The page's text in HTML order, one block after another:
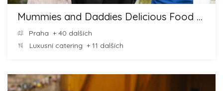
Mummies and Daddies Delicious Food and Cheesecakes
Praha + 40 dalších
Luxusní catering + 11 dalších